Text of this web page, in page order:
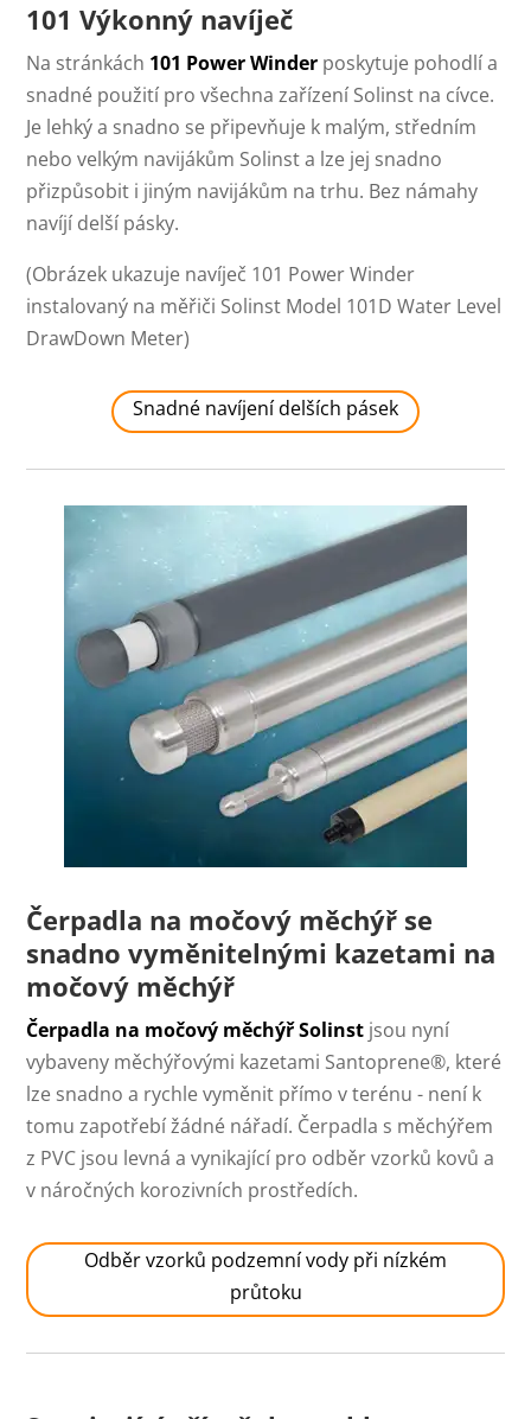
101 Výkonný navíječ
Na stránkách 101 Power Winder poskytuje pohodlí a
snadné použití pro všechna zařízení Solinst na cívce.
Je lehký a snadno se připevňuje k malým, středním
nebo velkým navijákům Solinst a lze jej snadno
přizpůsobit i jiným navijákům na trhu. Bez námahy
navíjí delší pásky.
(Obrázek ukazuje navíječ 101 Power Winder
instalovaný na měřiči Solinst Model 101D Water Level
DrawDown Meter)
Snadné navíjení delších pásek
Čerpadla na močový měchýř se
snadno vyměnitelnými kazetami na
močový měchýř
Čerpadla na močový měchýř Solinst jsou nyní
vybaveny měchýřovými kazetami Santoprene®, které
lze snadno a rychle vyměnit přímo v terénu - není k
tomu zapotřebí žádné nářadí. Čerpadla s měchýřem
z PVC jsou levná a vynikající pro odběr vzorků kovů a
v náročných korozivních prostředích.
Odběr vzorků podzemní vody při nízkém
průtoku